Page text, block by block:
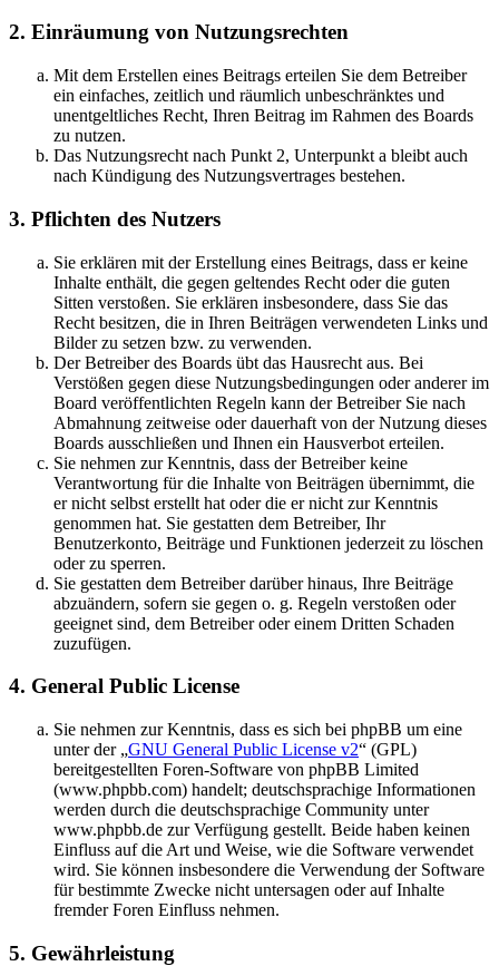
2. Einräumung von Nutzungsrechten
Mit dem Erstellen eines Beitrags erteilen Sie dem Betreiber
ein einfaches, zeitlich und räumlich unbeschränktes und
unentgeltliches Recht, Ihren Beitrag im Rahmen des Boards
zu nutzen.
Das Nutzungsrecht nach Punkt 2, Unterpunkt a bleibt auch
nach Kündigung des Nutzungsvertrages bestehen.
3. Pflichten des Nutzers
Sie erklären mit der Erstellung eines Beitrags, dass er keine
Inhalte enthält, die gegen geltendes Recht oder die guten
Sitten verstoßen. Sie erklären insbesondere, dass Sie das
Recht besitzen, die in Ihren Beiträgen verwendeten Links und
Bilder zu setzen bzw. zu verwenden.
Der Betreiber des Boards übt das Hausrecht aus. Bei
Verstößen gegen diese Nutzungsbedingungen oder anderer im
Board veröffentlichten Regeln kann der Betreiber Sie nach
Abmahnung zeitweise oder dauerhaft von der Nutzung dieses
Boards ausschließen und Ihnen ein Hausverbot erteilen.
Sie nehmen zur Kenntnis, dass der Betreiber keine
Verantwortung für die Inhalte von Beiträgen übernimmt, die
er nicht selbst erstellt hat oder die er nicht zur Kenntnis
genommen hat. Sie gestatten dem Betreiber, Ihr
Benutzerkonto, Beiträge und Funktionen jederzeit zu löschen
oder zu sperren.
Sie gestatten dem Betreiber darüber hinaus, Ihre Beiträge
abzuändern, sofern sie gegen o. g. Regeln verstoßen oder
geeignet sind, dem Betreiber oder einem Dritten Schaden
zuzufügen.
4. General Public License
Sie nehmen zur Kenntnis, dass es sich bei phpBB um eine
unter der „GNU General Public License v2“ (GPL)
bereitgestellten Foren-Software von phpBB Limited
(www.phpbb.com) handelt; deutschsprachige Informationen
werden durch die deutschsprachige Community unter
www.phpbb.de zur Verfügung gestellt. Beide haben keinen
Einfluss auf die Art und Weise, wie die Software verwendet
wird. Sie können insbesondere die Verwendung der Software
für bestimmte Zwecke nicht untersagen oder auf Inhalte
fremder Foren Einfluss nehmen.
5. Gewährleistung